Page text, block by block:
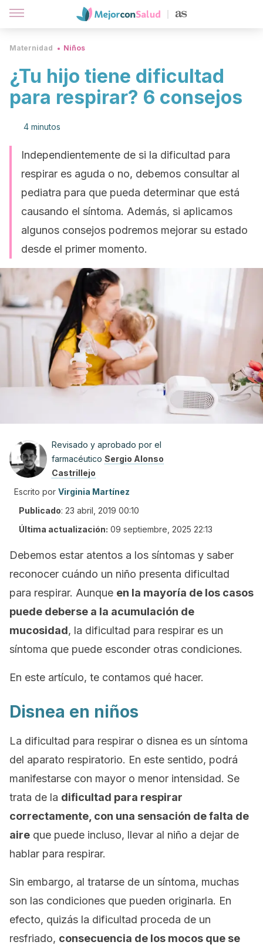
Maternidad Niños
¿Tu hijo tiene dificultad
para respirar? 6 consejos
4 minutos
Independientemente de si la dificultad para
respirar es aguda o no, debemos consultar al
pediatra para que pueda determinar que está
causando el síntoma. Además, si aplicamos
algunos consejos podremos mejorar su estado
desde el primer momento.
Revisado y aprobado por el
farmacéutico Sergio Alonso
Castrillejo
Escrito por Virginia Martínez
Publicado: 23 abril, 2019 00:10
Última actualización: 09 septiembre, 2025 22:13
Debemos estar atentos a los síntomas y saber
reconocer cuándo un niño presenta dificultad
para respirar. Aunque en la mayoría de los casos
puede deberse a la acumulación de
mucosidad, la dificultad para respirar es un
síntoma que puede esconder otras condiciones.
En este artículo, te contamos qué hacer.
Disnea en niños
La dificultad para respirar o disnea es un síntoma
del aparato respiratorio. En este sentido, podrá
manifestarse con mayor o menor intensidad. Se
trata de la dificultad para respirar
correctamente, con una sensación de falta de
aire que puede incluso, llevar al niño a dejar de
hablar para respirar.
Sin embargo, al tratarse de un síntoma, muchas
son las condiciones que pueden originarla. En
efecto, quizás la dificultad proceda de un
resfriado, consecuencia de los mocos que se